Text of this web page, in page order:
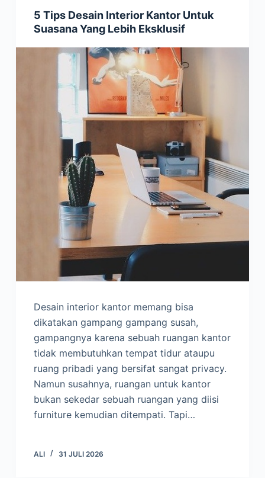
5 Tips Desain Interior Kantor Untuk
Suasana Yang Lebih Eksklusif
Desain interior kantor memang bisa
dikatakan gampang gampang susah,
gampangnya karena sebuah ruangan kantor
tidak membutuhkan tempat tidur ataupu
ruang pribadi yang bersifat sangat privacy.
Namun susahnya, ruangan untuk kantor
bukan sekedar sebuah ruangan yang diisi
furniture kemudian ditempati. Tapi…
ALI 31 JULI 2026